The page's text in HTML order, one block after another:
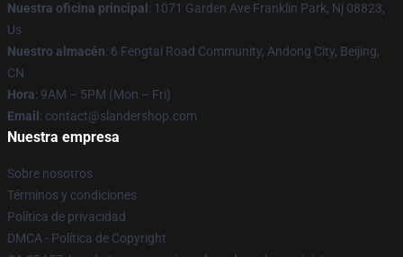
Nuestra oficina principal : 1071 Garden Ave Franklin Park, Nj 08823,
Us
Nuestro almacén: 6 Fengtai Road Community, Andong City, Beijing,
CN
Hora: 9AM – 5PM (Mon – Fri)
Email : contact@slandershop.com
Nuestra empresa
Sobre nosotros
Términos y condiciones
Política de privacidad
DMCA - Política de Copyright